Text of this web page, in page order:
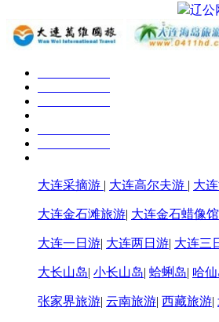
辽公
大连采摘游 | 大连高尔夫游 | 大
大连金石滩旅游| 大连金石蜡像馆
大连一日游| 大连两日游| 大连三
大长山岛| 小长山岛| 蛤蜊岛| 哈
张家界旅游| 云南旅游| 西藏旅游|